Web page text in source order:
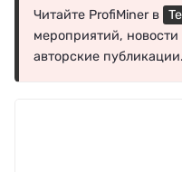
Читайте ProfiMiner в
мероприятий,
авторские публикации.